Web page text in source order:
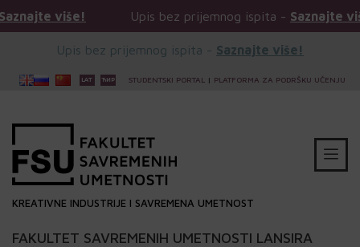
Upis bez prijemnog ispita -Saznajte više!
Upis bez prijemnog ispita - Saznajte više!
STUDENTSKI PORTAL | PLATFORMA ZA PODRŠKU UČENJU
KREATIVNE INDUSTRIJE I SAVREMENA UMETNOST
FAKULTET SAVREMENIH UMETNOSTI LANSIRA